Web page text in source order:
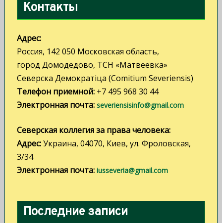
п
и
с
я
м
Контакты
Адрес:
Россия, 142 050 Московская область,
город Домодедово, ТСН «Матвеевка»
Северска Демократiца (Comitium Severiensis)
Телефон приемной:+7 495 968 30 44
Электронная почта: severiensisinfo@gmail.com
Северская коллегия за права человека:
Адрес:Украина, 04070, Киев, ул. Фроловская,
3/34
Электронная почта: iusseveria@gmail.com
Последние записи